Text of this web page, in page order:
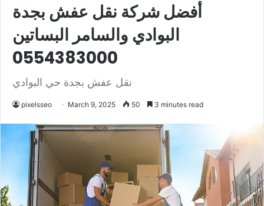
أفضل شركة نقل عفش بجدة
البوادي والسامر البساتين
0554383000
نقل عفش بجدة حي البوادي
pixelsseo March 9, 2025 50 3 minutes read